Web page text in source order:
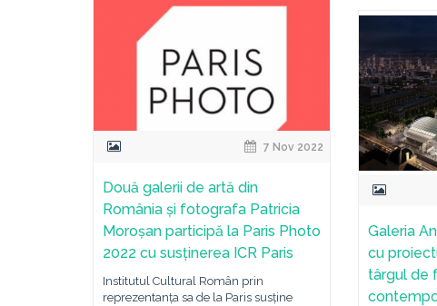
7 Nov 2022
Două galerii de artă din
România și fotografa Patricia
Moroșan participă la Paris Photo
2022 cu susținerea ICR Paris
Institutul Cultural Român prin
reprezentanța sa de la Paris susține
Galeria
cu
târgul de